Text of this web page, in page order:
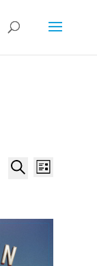
de
de
Liste